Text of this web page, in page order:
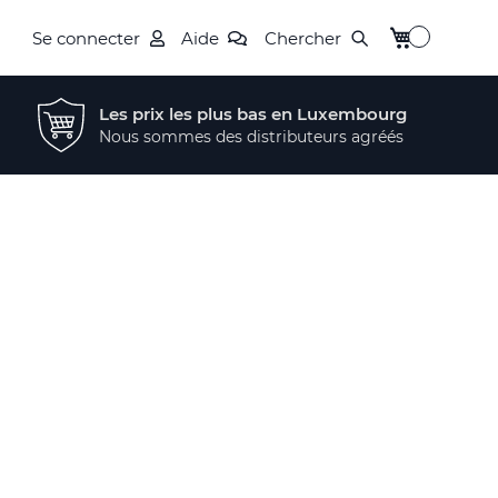
Se connecter Aide Chercher Mon panier
Les prix les plus bas en Luxembourg
Nous sommes des distributeurs agréés